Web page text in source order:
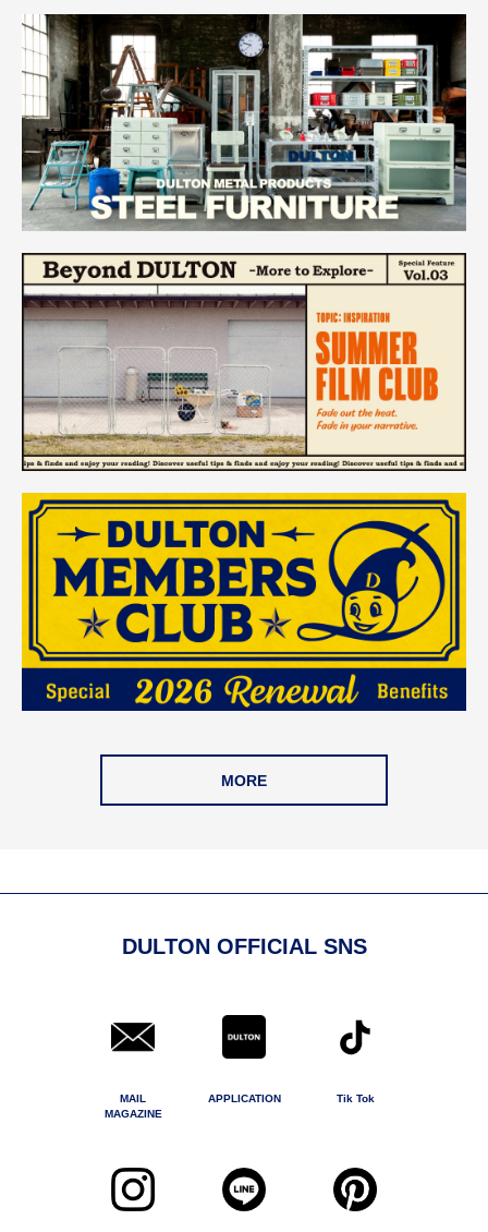
MORE
DULTON OFFICIAL SNS
MAIL
MAGAZINE
APPLICATION Tik Tok